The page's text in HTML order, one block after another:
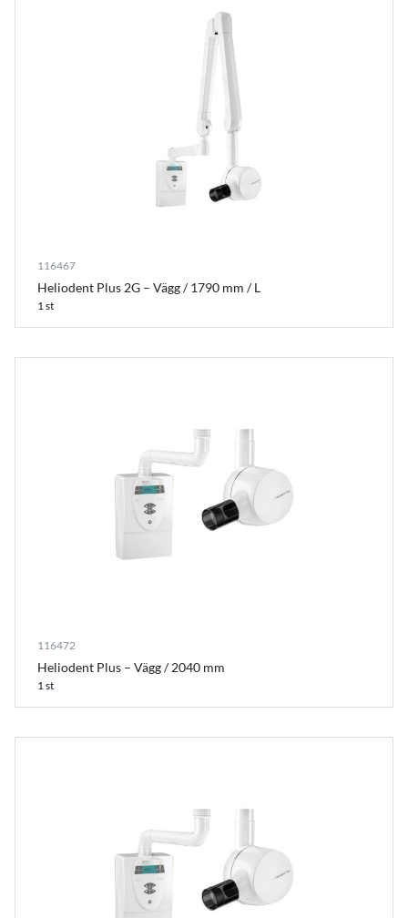
116467
Heliodent Plus 2G – Vägg / 1790 mm / L
1 st
116472
Heliodent Plus – Vägg / 2040 mm
1 st